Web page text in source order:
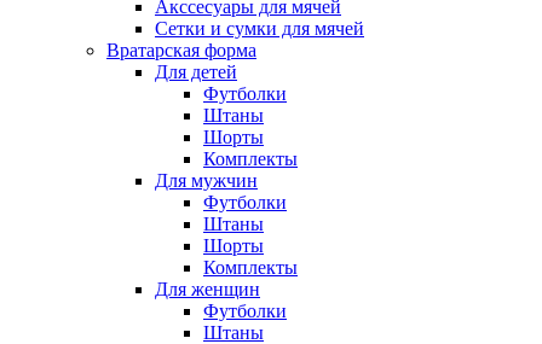
Акссесуары для мячей
Сетки и сумки для мячей
Вратарская форма
Для детей
Футболки
Штаны
Шорты
Комплекты
Для мужчин
Футболки
Штаны
Шорты
Комплекты
Для женщин
Футболки
Штаны